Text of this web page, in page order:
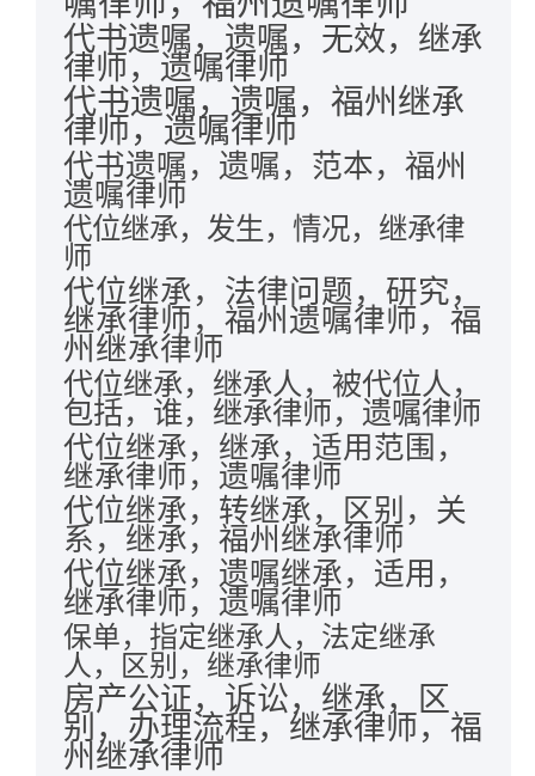
代书遗嘱，遗嘱，无效，继承
律师，遗嘱律师
代书遗嘱，遗嘱，福州继承
律师，遗嘱律师
代书遗嘱，遗嘱，范本，福州
遗嘱律师
代位继承，发生，情况，继承律
师
代位继承，法律问题，研究，
继承律师，福州遗嘱律师，福
州继承律师
代位继承，继承人，被代位人，
包括，谁，继承律师，遗嘱律师
代位继承，继承，适用范围，
继承律师，遗嘱律师
代位继承，转继承，区别，关
系，继承，福州继承律师
代位继承，遗嘱继承，适用，
继承律师，遗嘱律师
保单，指定继承人，法定继承
人，区别，继承律师
房产公证，诉讼，继承，区
别，办理流程，继承律师，福
州继承律师